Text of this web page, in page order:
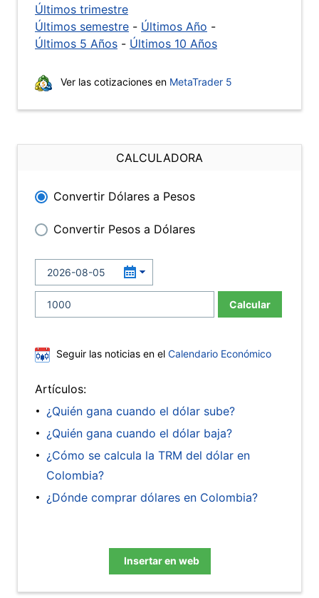
Últimos trimestre
Últimos semestre - Últimos Año -
Últimos 5 Años - Últimos 10 Años
Ver las cotizaciones en MetaTrader 5
CALCULADORA
Convertir Dólares a Pesos
Convertir Pesos a Dólares
Calcular
Seguir las noticias en el Calendario Económico
Artículos:
¿Quién gana cuando el dólar sube?
¿Quién gana cuando el dólar baja?
¿Cómo se calcula la TRM del dólar en
Colombia?
¿Dónde comprar dólares en Colombia?
Insertar en web